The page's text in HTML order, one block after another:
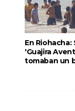
En
'Guajira
tomaban un